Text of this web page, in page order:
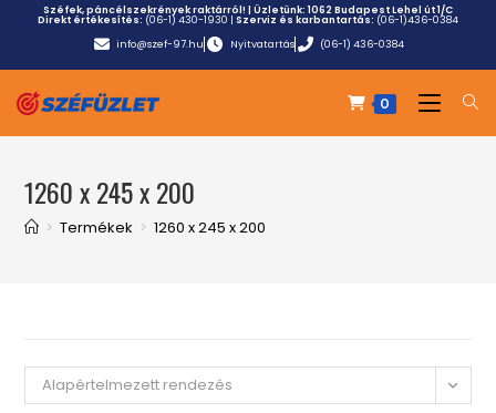
Széfek, páncélszekrények raktárról! | Üzletünk:1062 Budapest Lehel út 1/C
Direkt értékesítés: (06-1) 430-1930 | Szerviz és karbantartás: (06-1)436-0384
info@szef-97.hu
Nyitvatartás (06-1) 436-0384
0
1260 x 245 x 200
> Termékek > 1260 x 245 x 200
Alapértelmezett rendezés